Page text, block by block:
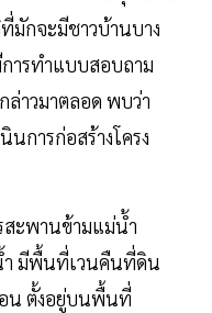
มักจะมีชาวบ้านบาง
ารทำแบบสอบถาม
ล่าวมาตลอด พบว่า
การก่อสร้างโครง
ะพานข้ามแม่น้ำ
ำ มีพื้นที่เวนคืนที่ดิน
อน ตั้งอยู่บนพื้นที่